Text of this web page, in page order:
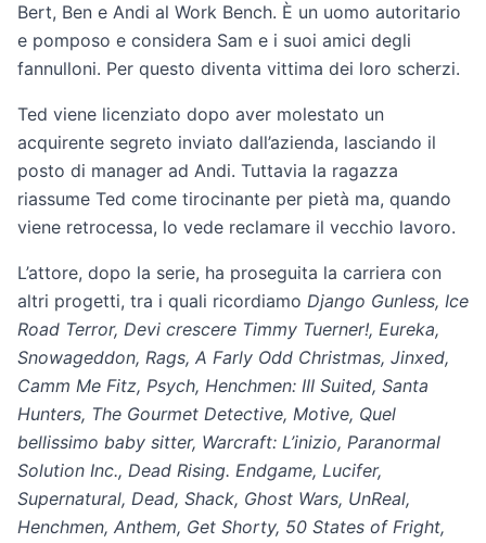
Bert, Ben e Andi al Work Bench. È un uomo autoritario
e pomposo e considera Sam e i suoi amici degli
fannulloni. Per questo diventa vittima dei loro scherzi.
Ted viene licenziato dopo aver molestato un
acquirente segreto inviato dall’azienda, lasciando il
posto di manager ad Andi. Tuttavia la ragazza
riassume Ted come tirocinante per pietà ma, quando
viene retrocessa, lo vede reclamare il vecchio lavoro.
L’attore, dopo la serie, ha proseguita la carriera con
altri progetti, tra i quali ricordiamo Django Gunless, Ice
Road Terror, Devi crescere Timmy Tuerner!, Eureka,
Snowageddon, Rags, A Farly Odd Christmas, Jinxed,
Camm Me Fitz, Psych, Henchmen: III Suited, Santa
Hunters, The Gourmet Detective, Motive, Quel
bellissimo baby sitter, Warcraft: L’inizio, Paranormal
Solution Inc., Dead Rising. Endgame, Lucifer,
Supernatural, Dead, Shack, Ghost Wars, UnReal,
Henchmen, Anthem, Get Shorty, 50 States of Fright,